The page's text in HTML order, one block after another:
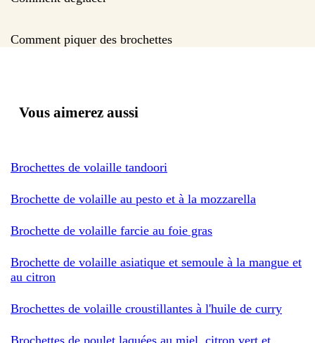
Comment piquer des brochettes
Vous aimerez aussi
Brochettes de volaille tandoori
Brochette de volaille au pesto et à la mozzarella
Brochette de volaille farcie au foie gras
Brochette de volaille asiatique et semoule à la mangue et
au citron
Brochettes de volaille croustillantes à l'huile de curry
Brochettes de poulet laquées au miel, citron vert et